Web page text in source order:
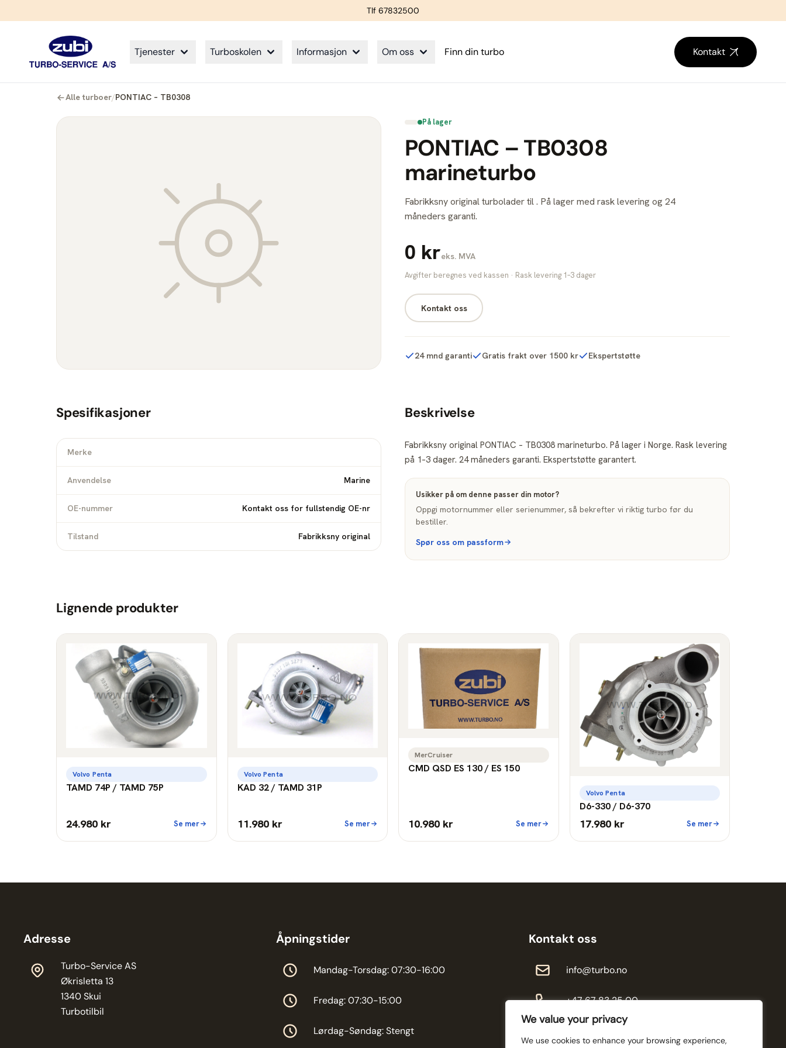
We value your privacy
We use cookies to enhance your browsing experience,
Tlf 67832500
Tjenester Turboskolen Informasjon Om oss Finn din turbo Kontakt
Alle turboer/PONTIAC – TB0308
På lager
PONTIAC – TB0308
marineturbo
Fabrikksny original turbolader til . På lager med rask levering og 24
måneders garanti.
0 kreks. MVA
Avgifter beregnes ved kassen · Rask levering 1–3 dager
Kontakt oss
24 mnd garanti Gratis frakt over 1500 kr Ekspertstøtte
Spesifikasjoner
Merke
Anvendelse Marine
OE-nummer Kontakt oss for fullstendig OE-nr
Tilstand Fabrikksny original
Beskrivelse
Fabrikksny original PONTIAC – TB0308 marineturbo. På lager i Norge. Rask levering
på 1–3 dager. 24 måneders garanti. Ekspertstøtte garantert.
Usikker på om denne passer din motor?
Oppgi motornummer eller serienummer, så bekrefter vi riktig turbo før du
bestiller.
Spør oss om passform
Lignende produkter
Volvo Penta
TAMD 74P / TAMD 75P
24.980 kr Se mer
Volvo Penta
KAD 32 / TAMD 31P
11.980 kr Se mer
MerCruiser
CMD QSD ES 130 / ES 150
10.980 kr Se mer
Volvo Penta
D6-330 / D6-370
17.980 kr Se mer
Adresse
Turbo-Service AS
Økrisletta 13
1340 Skui
Turbotilbil
Åpningstider
Mandag-Torsdag: 07:30-16:00
Fredag: 07:30-15:00
Lørdag-Søndag: Stengt
Kontakt oss
info@turbo.no
+47 67 83 25 00